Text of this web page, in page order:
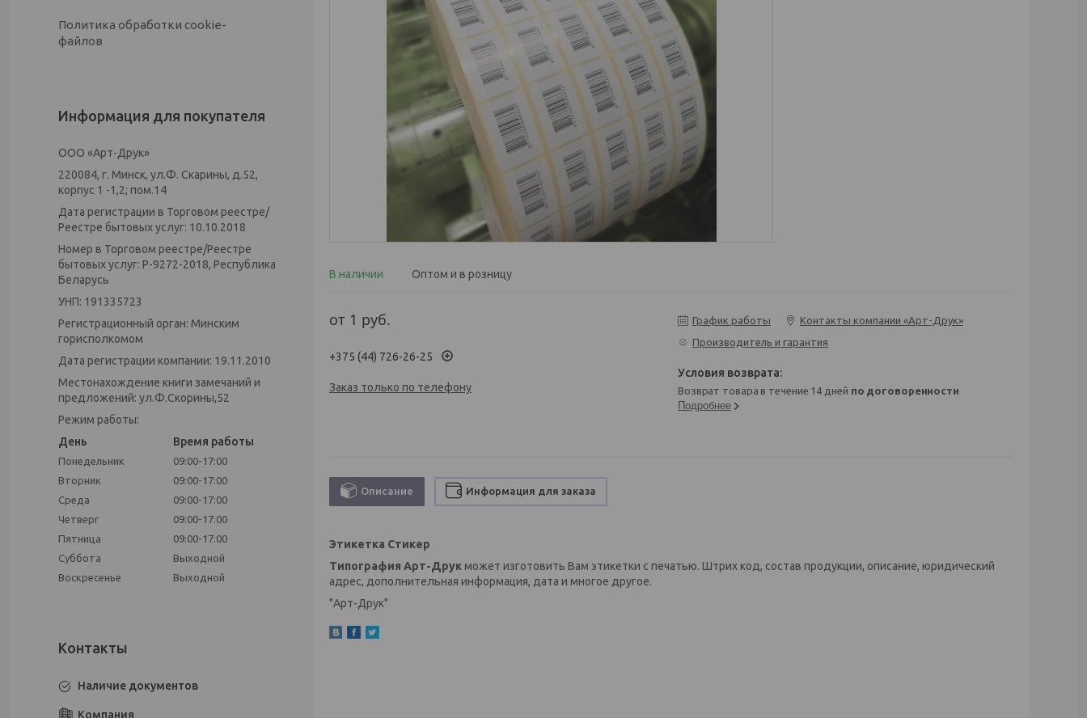
В наличии Оптом и в розницу
от 1 руб.
+375 (44) 726-26-25
Заказ только по телефону
График работы
Контакты компании «Арт-Друк»
Производитель и гарантия
возврат товара в течение 14 дней по договоренности
Подробнее
Описание Информация для заказа
Этикетка Стикер
Типография Арт-Друкможет изготовить Вам этикетки с печатью. Штрих код, состав продукции, описание, юридический
адрес, дополнительная информация, дата и многое другое.
"Арт-Друк"
Политика обработки cookie-
файлов
Информация для покупателя
ООО «Арт-Друк»
220084, г. Минск, ул.Ф. Скарины, д.52,
корпус 1 -1,2; пом.14
Дата регистрации в Торговом реестре/
Реестре бытовых услуг: 10.10.2018
Номер в Торговом реестре/Реестре
бытовых услуг: Р-9272-2018, Республика
Беларусь
УНП: 191335723
Регистрационный орган: Минским
горисполкомом
Дата регистрации компании: 19.11.2010
Местонахождение книги замечаний и
предложений: ул.Ф.Скорины,52
Режим работы:
День
Время работы
Понедельник
09:00-17:00
Вторник
09:00-17:00
Среда
09:00-17:00
Четверг
09:00-17:00
Пятница
09:00-17:00
Суббота
Выходной
Воскресенье
Выходной
Наличие документов